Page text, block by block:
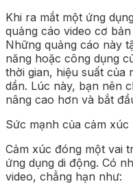
Khi ra mắt một ứng
quảng cáo video cơ
Những quảng cáo này
năng hoặc công dụng
thời gian, hiệu suất của
dần. Lúc này, bạn nên
nâng cao hơn và bắt
Sức mạnh của cảm xúc
Cảm xúc đóng một vai
ứng dụng di động. Có
video, chẳng hạn như: